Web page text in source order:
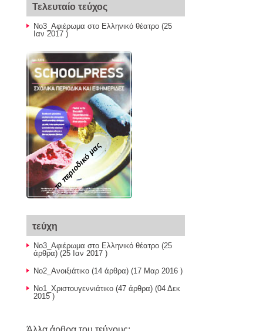
Τελευταίο τεύχος
Νο3_Αφιέρωμα στο Ελληνικό θέατρο (25
Ιαν 2017 )
το περιοδικό μας
τεύχη
Νο3_Αφιέρωμα στο Ελληνικό θέατρο (25
άρθρα) (25 Ιαν 2017 )
Νο2_Ανοιξιάτικο (14 άρθρα) (17 Μαρ 2016 )
Νο1_Χριστουγεννιάτικο (47 άρθρα) (04 Δεκ
2015 )